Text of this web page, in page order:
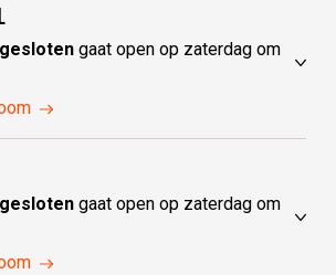
10:00 - 17:30
gaat open op zaterdag om
10:00 - 17:30
gesloten
10:00 - 17:30
gaat open op zaterdag om